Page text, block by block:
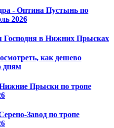
- Оптина Пустынь по
2026
Господня в Нижних Прысках
как дешево
дням
Прыски по тропе
Завод по тропе